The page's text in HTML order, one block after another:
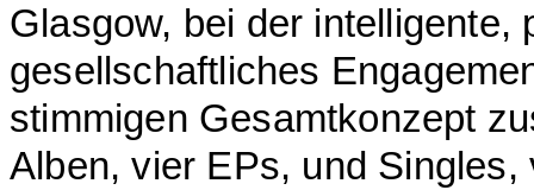
Glasgow, bei der intelligente,
gesellschaftliches
stimmigen Gesamtkonzept
Alben, vier EPs, und Singles,